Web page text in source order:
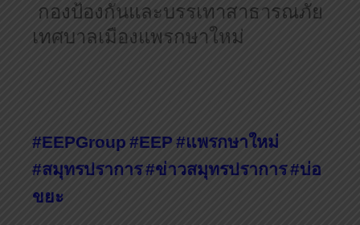
กองป้องกันและบรรเทาสาธารณภัย
เทศบาลเมืองแพรกษาใหม่
#EEPGroup #EEP #แพรกษาใหม่
#สมุทรปราการ#ข่าวสมุทรปราการ#บ่อ
ขยะ